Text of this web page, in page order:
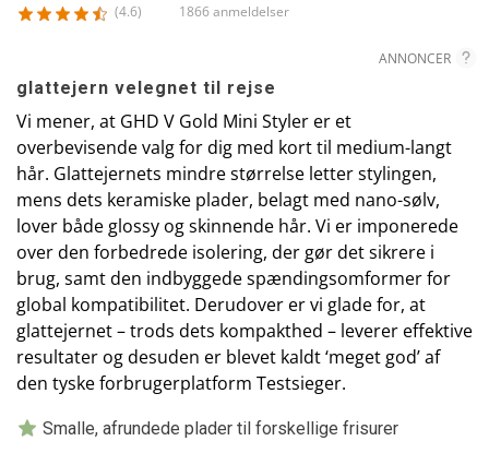
(4.6) 1866 anmeldelser
ANNONCER
glattejern velegnet til rejse
Vi mener, at GHD V Gold Mini Styler er et
overbevisende valg for dig med kort til medium-langt
hår. Glattejernets mindre størrelse letter stylingen,
mens dets keramiske plader, belagt med nano-sølv,
lover både glossy og skinnende hår. Vi er imponerede
over den forbedrede isolering, der gør det sikrere i
brug, samt den indbyggede spændingsomformer for
global kompatibilitet. Derudover er vi glade for, at
glattejernet – trods dets kompakthed – leverer effektive
resultater og desuden er blevet kaldt ‘meget god’ af
den tyske forbrugerplatform Testsieger.
Smalle, afrundede plader til forskellige frisurer